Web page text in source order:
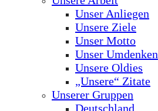
Unser Anliegen
Unsere Ziele
Unser Motto
Unser Umdenken
Unsere Oldies
„Unsere“ Zitate
Unserer Gruppen
Deutschland